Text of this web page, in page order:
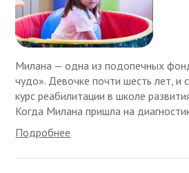
Милана — одна из подопечных
чудо». Девочке почти шесть лет, и
курс реабилитации в школе
Когда Милана пришла на
Подробнее